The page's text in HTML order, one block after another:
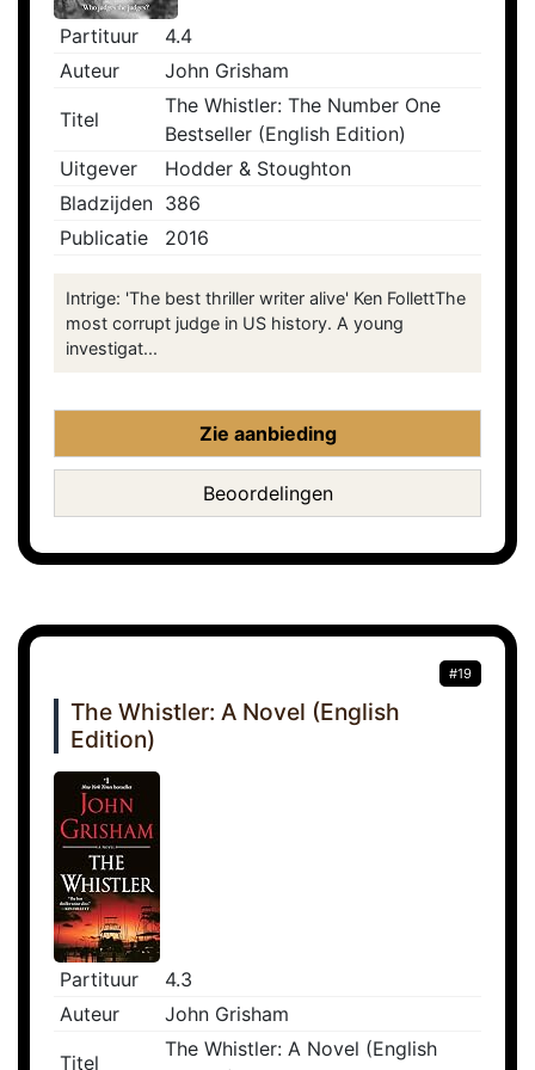
Partituur
4.4
Auteur
John Grisham
Titel
The Whistler: The Number One
Bestseller (English Edition)
Uitgever
Hodder & Stoughton
Bladzijden 386
Publicatie
2016
Intrige: 'The best thriller writer alive' Ken FollettThe
most corrupt judge in US history. A young
investigat...
Zie aanbieding
Beoordelingen
#19
The Whistler: A Novel (English
Edition)
Partituur
4.3
Auteur
John Grisham
Titel
The Whistler: A Novel (English